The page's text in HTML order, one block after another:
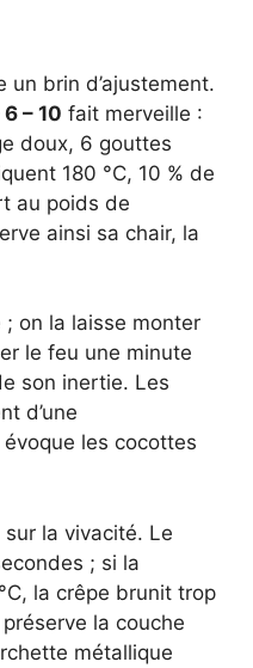
un brin d’ajustement.
– 10 fait merveille :
doux, 6 gouttes
180 °C, 10 % de
au poids de
ainsi sa chair, la
; on la laisse monter
le feu une minute
son inertie. Les
d’une
les cocottes
sur la vivacité. Le
; si la
la crêpe brunit trop
la couche
métallique